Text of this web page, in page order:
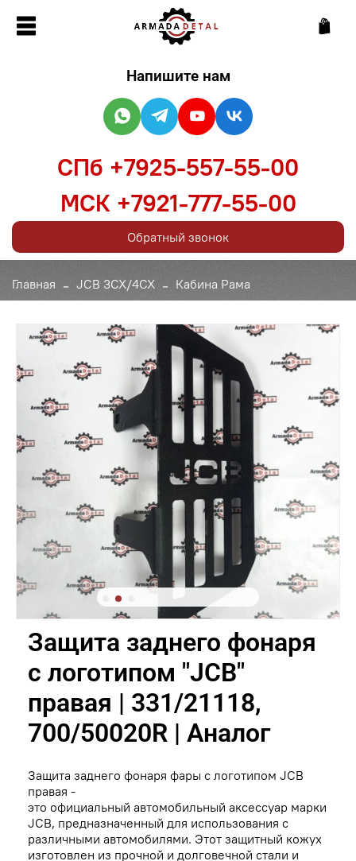
Главная JCB 3CX/4CX Кабина Рама
Защита заднего фонаря
с логотипом "JCB"
правая | 331/21118,
700/50020R | Аналог
Защита заднего фонаря фары с логотипом JCB
правая -
это официальный автомобильный аксессуар марки
JCB, предназначенный для использования с
различными автомобилями. Этот защитный кожух
изготовлен из прочной и долговечной стали и
Напишите нам
СПб +7925-557-55-00
МСК +7921-777-55-00
Обратный звонок